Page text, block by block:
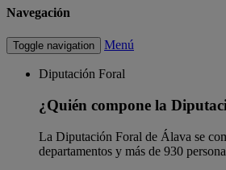
Navegación
Toggle navigation Menú
Diputación Foral
¿Quién compone la
La Diputación Foral de Álava se
departamentos y más de 930